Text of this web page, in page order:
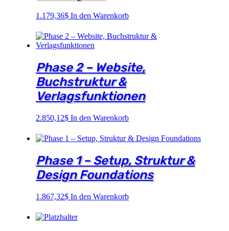
1.179,36$ In den Warenkorb
Phase 2 – Website,
Buchstruktur &
Verlagsfunktionen
2.850,12$ In den Warenkorb
Phase 1 – Setup, Struktur &
Design Foundations
1.867,32$ In den Warenkorb